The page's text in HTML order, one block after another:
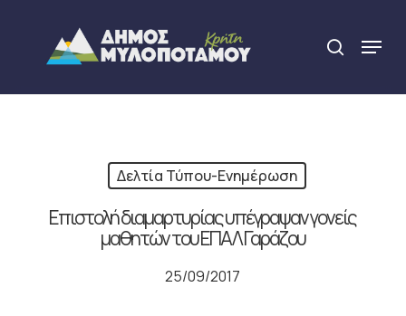
content
search
Menu
Δελτία Τύπου-Ενημέρωση
Επιστολή διαμαρτυρίας υπέγραψαν γονείς
μαθητών του ΕΠΑΛ Γαράζου
25/09/2017
Close